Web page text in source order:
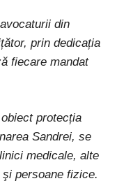
din
prin dedicația
fiecare mandat
protecția
Sandrei, se
medicale, alte
persoane fizice.